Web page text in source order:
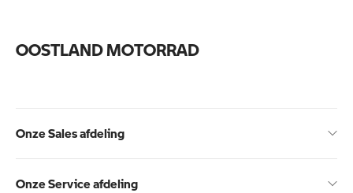
OOSTLAND MOTORRAD
Onze Sales afdeling
Onze Service afdeling